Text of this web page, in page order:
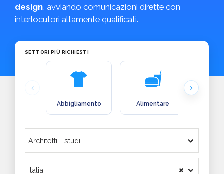
design, avviando comunicazioni dirette con
interlocutori altamente qualificati.
SETTORI PIÙ RICHIESTI
Abbigliamento Alimentare